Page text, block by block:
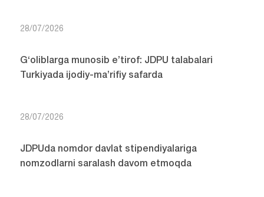
28/07/2026
G‘oliblarga munosib e’tirof: JDPU talabalari
Turkiyada ijodiy-ma’rifiy safarda
28/07/2026
JDPUda nomdor davlat stipendiyalariga
nomzodlarni saralash davom etmoqda